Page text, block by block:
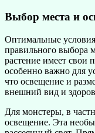
Выбор места и
Оптимальные условия
правильного выбора
растение имеет свои
особенно важно для
что освещение и
внешний вид и
Для монстеры, в
освещение. Эта